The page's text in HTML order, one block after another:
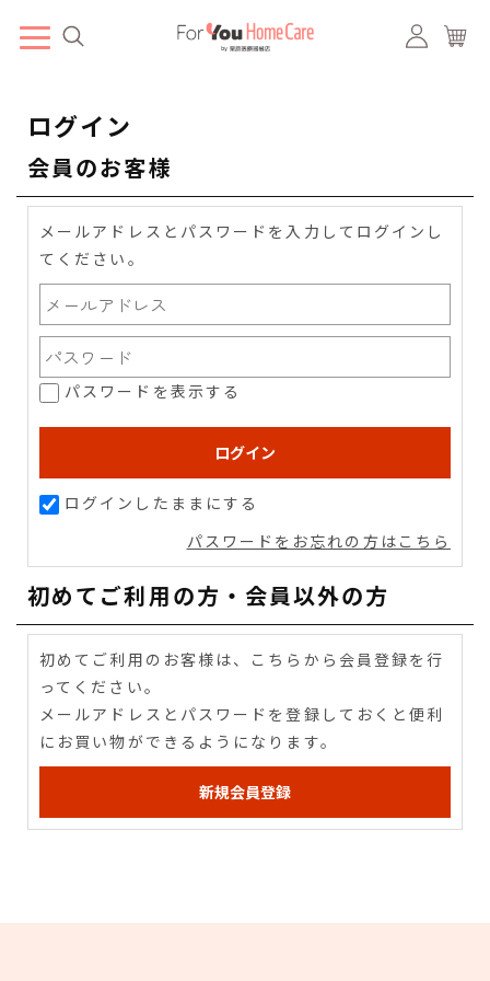
ログイン
会員のお客様
メールアドレスとパスワードを入力してログインし
てください。
パスワードを表示する
ログインしたままにする
パスワードをお忘れの方はこちら
初めてご利用の方・会員以外の方
初めてご利用のお客様は、こちらから会員登録を行
ってください。
メールアドレスとパスワードを登録しておくと便利
にお買い物ができるようになります。